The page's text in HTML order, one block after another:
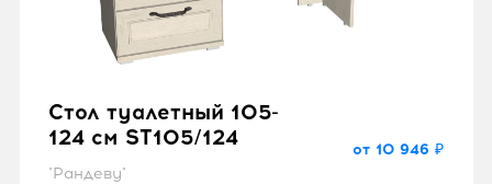
Стол туалетный 105-
124 см SТ105/124
"Рандеву"
от 10 946 ₽